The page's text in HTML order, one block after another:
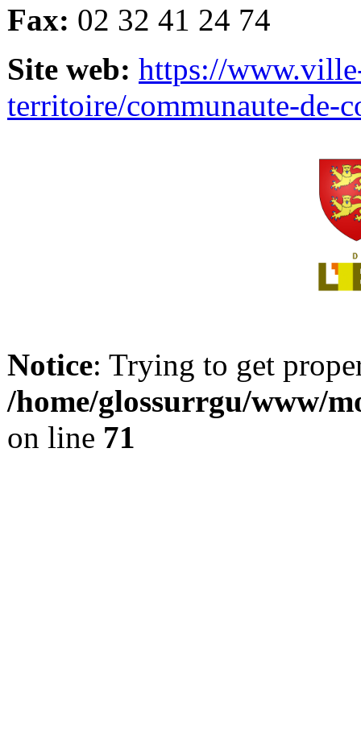
Fax: 02 32 41 24 74
Site web: https://
territoire/communaute-de-
Notice: Trying to get
/home/glossurrgu/www/
on line 71